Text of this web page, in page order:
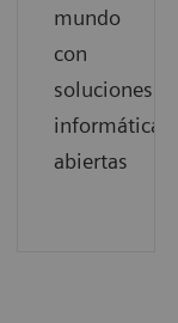
mundo
con
soluciones
informáticas
abiertas